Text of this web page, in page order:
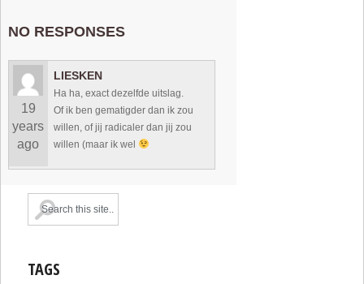
NO RESPONSES
19
years
ago
LIESKEN
Ha ha, exact dezelfde uitslag.
Of ik ben gematigder dan ik zou
willen, of jij radicaler dan jij zou
willen (maar ik wel
TAGS